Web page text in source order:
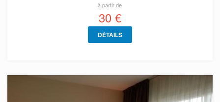
à partir de
30 €
DÉTAILS